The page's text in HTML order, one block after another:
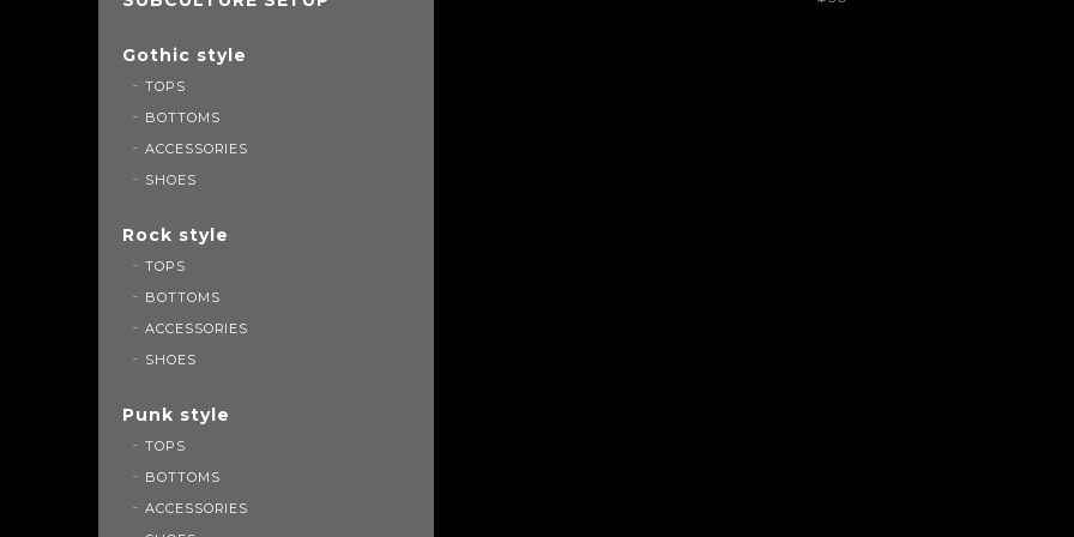
Gothic style
TOPS
BOTTOMS
ACCESSORIES
SHOES
Rock style
TOPS
BOTTOMS
ACCESSORIES
SHOES
Punk style
TOPS
BOTTOMS
ACCESSORIES